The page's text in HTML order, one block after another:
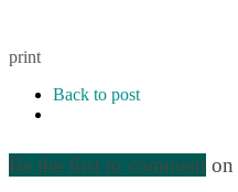
print
Back to post
Be the first to comment on